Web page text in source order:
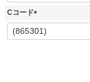
Cコード
(
必